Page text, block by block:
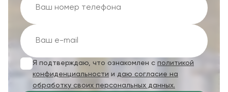
Я подтверждаю, что ознакомлен с политикой
конфиденциальности и даю согласие на
обработку своих персональных данных.